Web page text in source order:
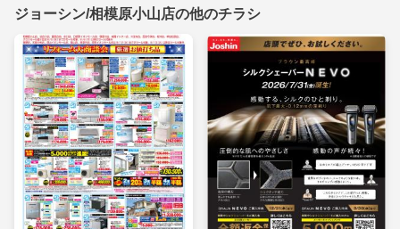
ジョーシン/相模原小山店の他のチラシ